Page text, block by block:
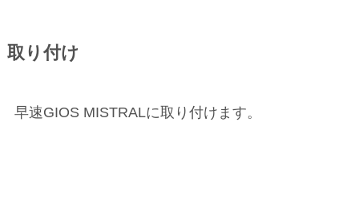
取り付け
早速GIOS MISTRALに取り付けます。